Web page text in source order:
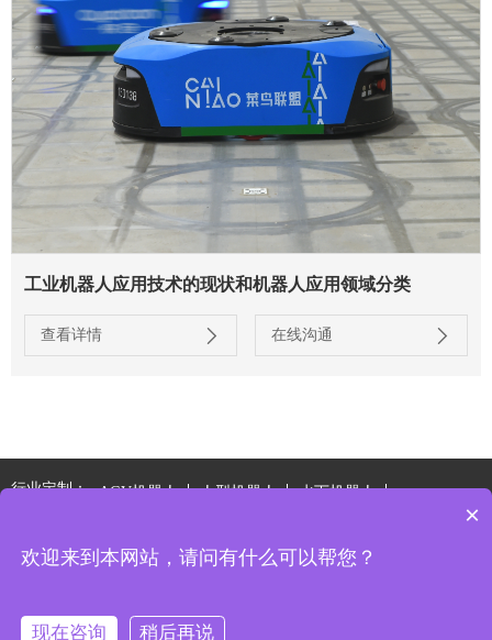
工业机器人应用技术的现状和机器人应用领域分类
查看详情 在线沟通
行业定制： AGV机器人 人型机器人 水下机器人
2025188878号技术支持:
×
欢迎来到本网站，请问有什么可以帮您？
现在咨询 稍后再说